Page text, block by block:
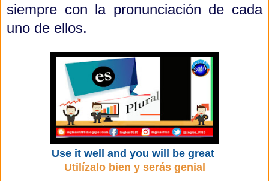
siempre con la pronunciación de cada
uno de ellos.
Use it well and you will be great
Utilízalo bien y serás genial